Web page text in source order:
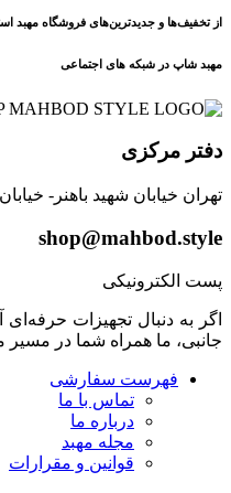
از تخفیف‌ها و جدیدترین‌های فروشگاه مهبد
مهبد شاپ در شبکه های اجتماعی
دفتر مرکزی
تهران خیابان شهید باهنر-
shop@mahbod.style
پست الکترونیکی
اگر به دنبال تجهیزات
جانبی، ما همراه شما در
فهرست سفارشی
تماس با ما
درباره ما
مجله مهبد
قوانین و مقرارات